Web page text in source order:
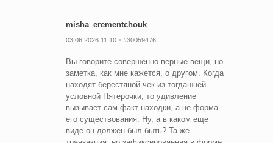
misha_erementchouk
03.06.2026 11:10 #30059476
Вы говорите совершенно верные вещи, но
заметка, как мне кажется, о другом. Когда
находят берестяной чек из тогдашней
условной Пятерочки, то удивление
вызывает сам факт находки, а не форма
его существования. Ну, а в каком еще
виде он должен был быть? Та же